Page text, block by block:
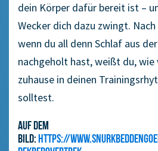
dein Körper dafür bereit ist –
Wecker dich dazu zwingt.
wenn du all denn Schlaf aus
nachgeholt hast, weißt du, wie
zuhause in deinen
solltest.
Auf dem
Bild:https://